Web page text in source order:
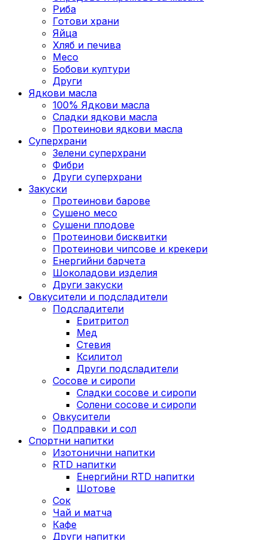
Риба
Готови храни
Яйца
Хляб и печива
Месо
Бобови култури
Други
Ядкови масла
100% Ядкови масла
Сладки ядкови масла
Протеинови ядкови масла
Суперхрани
Зелени суперхрани
Фибри
Други суперхрани
3акуски
Протеинови бaрове
Сушено месо
Сушени плодове
Протеинови бисквитки
Протеинови чипсове и крекери
Енергийни барчета
Шоколадови изделия
Други закуски
Овкусители и подсладители
Подсладители
Еритритол
Мед
Стевия
Ксилитол
Други подсладители
Сосове и сиропи
Сладки сосове и сиропи
Солени сосове и сиропи
Овкусители
Подправки и сол
Спортни напитки
Изотонични напитки
RTD напитки
Енергийни RTD напитки
Шотове
Сок
Чай и матча
Кафе
Други напитки